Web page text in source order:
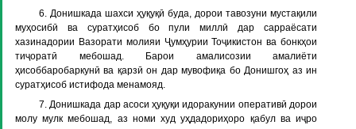
6. Донишкада шахси ҳуқуқӣ буда, дорои тавозуни мустақили
муҳосибӣ ва суратҳисоб бо пули миллӣ дар сарраёсати
хазинадории Вазорати молияи Ҷумҳурии Тоҷикистон ва бонкҳои
тиҷоратӣ мебошад. Барои амалисозии амалиёти
ҳисоббаробаркунӣ ва қарзӣ он дар мувофиқа бо Донишгоҳ аз ин
суратҳисоб истифода менамояд.
7. Донишкада дар асоси ҳуқуқи идоракунии оперативӣ дорои
молу мулк мебошад, аз номи худ уҳдадориҳоро қабул ва иҷро